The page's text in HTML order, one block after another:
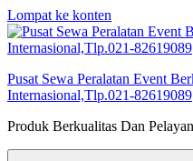
Lompat ke konten
Pusat Sewa Peralatan Event
Internasional,Tlp.021-82619089
Produk Berkualitas Dan